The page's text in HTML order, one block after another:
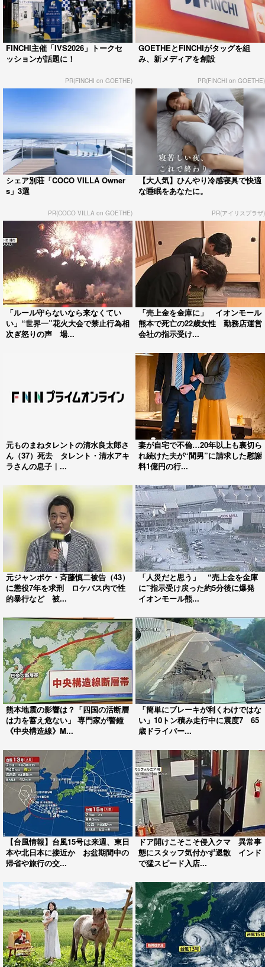
FINCHI主催「IVS2026」トークセ
ッションが話題に！
PR(FINCHI on GOETHE)
GOETHEとFINCHIがタッグを組
み、新メディアを創設
PR(FINCHI on GOETHE)
シェア別荘「COCO VILLA Owner
s」3選
PR(COCO VILLA on GOETHE)
【大人気】ひんやり冷感寝具で快適
な睡眠をあなたに。
PR(アイリスプラザ)
「ルール守らないなら来なくてい
い」“世界一”花火大会で禁止行為相
次ぎ怒りの声 場...
「売上金を金庫に」 イオンモール
熊本で死亡の22歳女性 勤務店運営
会社の指示受け...
元ものまねタレントの清水良太郎さ
ん（37）死去 タレント・清水アキ
ラさんの息子｜...
妻が自宅で不倫…20年以上も裏切ら
れ続けた夫が“間男”に請求した慰謝
料1億円の行...
元ジャンポケ・斉藤慎二被告（43）
に懲役7年を求刑 ロケバス内で性
的暴行など 被...
「人災だと思う」 “売上金を金庫
に”指示受け戻った約5分後に爆発
イオンモール熊...
熊本地震の影響は？「四国の活断層
は力を蓄え危ない」 専門家が警鐘
《中央構造線》M...
「簡単にブレーキが利くわけではな
い」10トン積み走行中に震度7 65
歳ドライバー...
【台風情報】台風15号は来週、東日
本や北日本に接近か お盆期間中の
帰省や旅行の交...
ドア開けこそこそ侵入クマ 異常事
態にスタッフ気付かず退散 インド
で猛スピード入店...